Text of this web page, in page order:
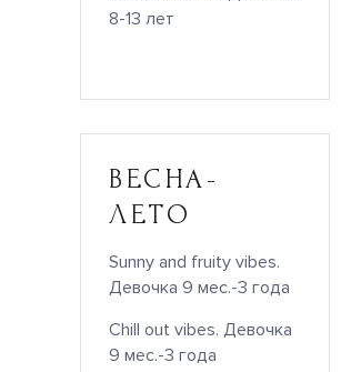
8-13 лет
ВЕСНА-
ЛЕТО
Sunny and fruity vibes.
Девочка 9 мес.-3 года
Chill out vibes. Девочка
9 мес.-3 года